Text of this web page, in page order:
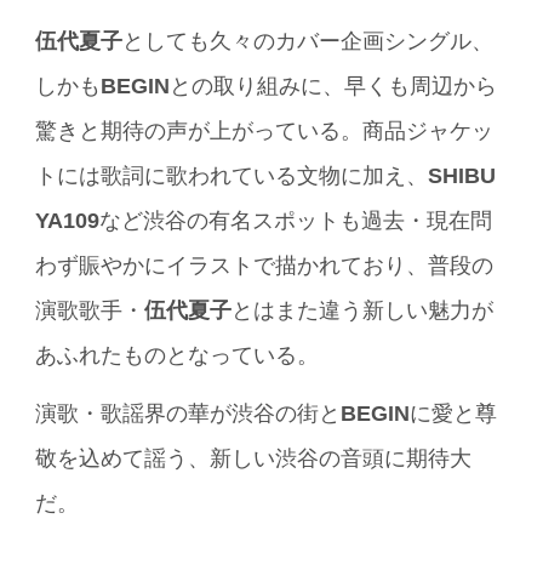
伍代夏子としても久々のカバー企画シングル、
しかも BEGIN との取り組みに、早くも周辺から
驚きと期待の声が上がっている。商品ジャケッ
トには歌詞に歌われている文物に加え、SHIBU
YA109など渋谷の有名スポットも過去・現在問
わず賑やかにイラストで描かれており、普段の
演歌歌手・伍代夏子とはまた違う新しい魅力が
あふれたものとなっている。
演歌・歌謡界の華が渋谷の街と BEGINに愛と尊
敬を込めて謡う、新しい渋谷の音頭に期待大
だ。